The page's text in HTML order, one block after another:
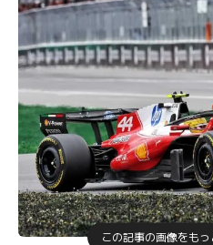
この記事の画像をもっ